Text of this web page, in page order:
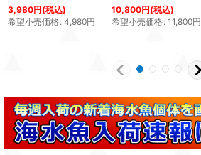
3,980円(税込)
希望小売価格: 4,980円
10,800円(税込)
希望小売価格: 11,800円